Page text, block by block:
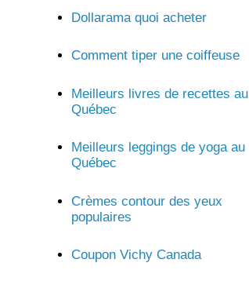
Dollarama quoi acheter
Comment tiper une coiffeuse
Meilleurs livres de recettes au
Québec
Meilleurs leggings de yoga au
Québec
Crèmes contour des yeux
populaires
Coupon Vichy Canada